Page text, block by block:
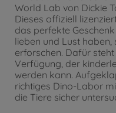
World Lab von Dickie
Dieses offiziell
das perfekte
lieben und Lust haben,
erforschen. Dafür
Verfügung, der
werden kann.
richtiges Dino-Labor
die Tiere sicher